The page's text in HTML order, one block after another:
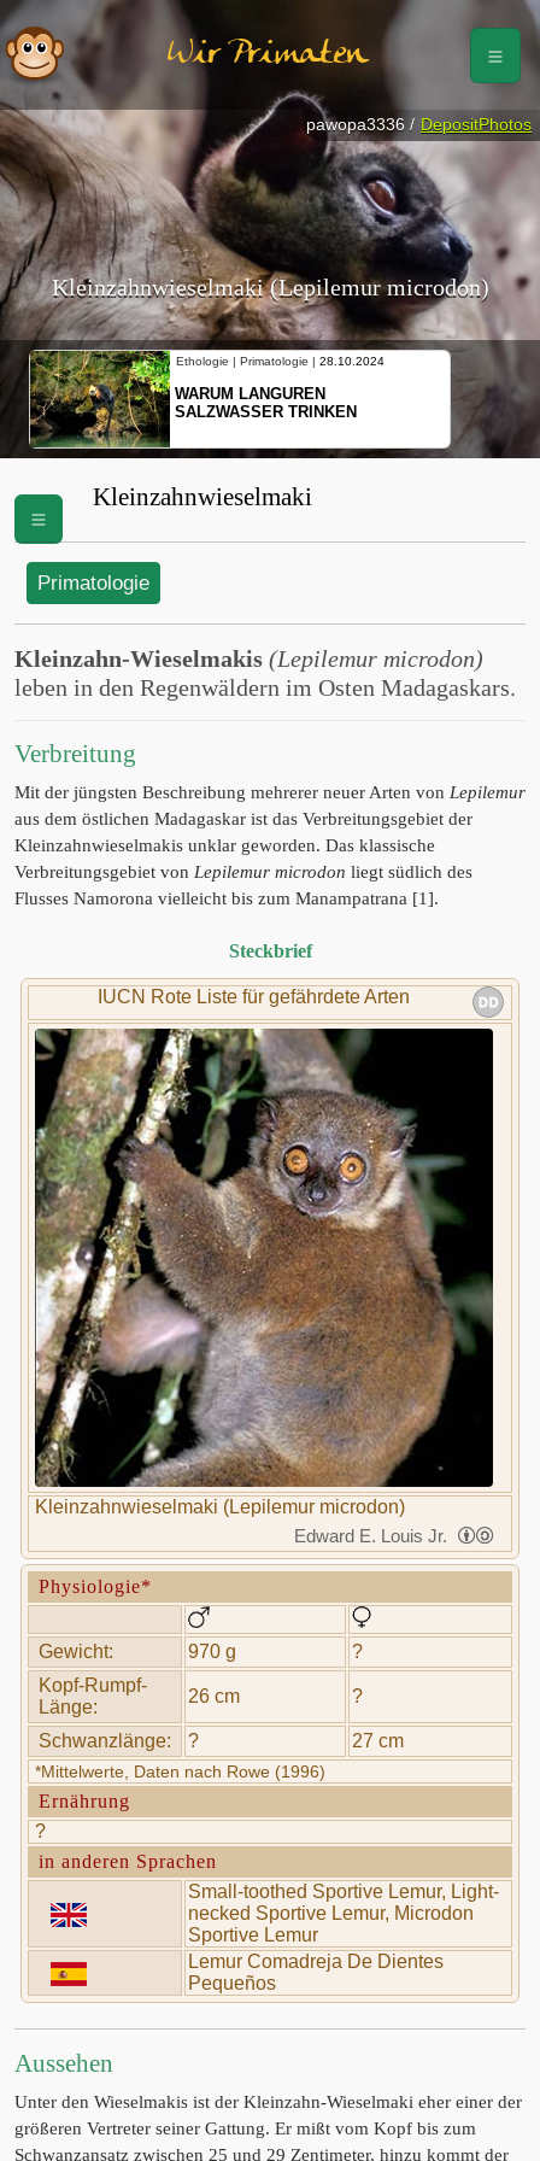
Wir Primaten
Kleinzahnwieselmaki (Lepilemur microdon)
Ethologie | Primatologie | 28.10.2024
WARUM LANGUREN
SALZWASSER TRINKEN
pawopa3336 / DepositPhotos
Kleinzahnwieselmaki
Primatologie
Kleinzahn-Wieselmakis (Lepilemur microdon)
leben in den Regenwäldern im Osten Madagaskars.
Verbreitung
Mit der jüngsten Beschreibung mehrerer neuer Arten von Lepilemur
aus dem östlichen Madagaskar ist das Verbreitungsgebiet der
Kleinzahnwieselmakis unklar geworden. Das klassische
Verbreitungsgebiet von Lepilemur microdon liegt südlich des
Flusses Namorona vielleicht bis zum Manampatrana [1].
Steckbrief
IUCN Rote Liste für gefährdete Arten
Kleinzahnwieselmaki (Lepilemur microdon)
Edward E. Louis Jr.
Physiologie*
Gewicht: 970 g
?
Kopf-Rumpf-
Länge:
26 cm ?
Schwanzlänge: ? 27 cm
*Mittelwerte, Daten nach Rowe (1996)
Ernährung
?
in anderen Sprachen
Small-toothed Sportive Lemur, Light-
necked Sportive Lemur, Microdon
Sportive Lemur
Lemur Comadreja De Dientes
Pequeños
Aussehen
Unter den Wieselmakis ist der Kleinzahn-Wieselmaki eher einer der
größeren Vertreter seiner Gattung. Er mißt vom Kopf bis zum
Schwanzansatz zwischen 25 und 29 Zentimeter, hinzu kommt der